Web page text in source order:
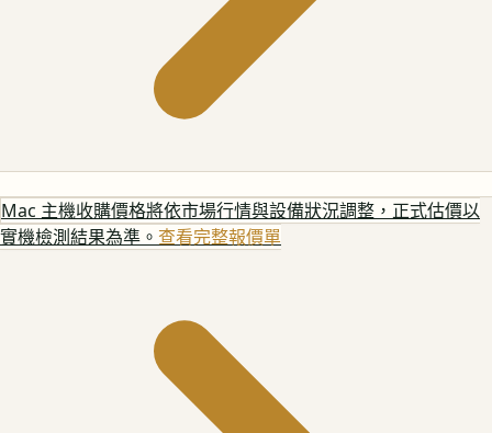
Mac 主機收購價格將依市場行情與設備狀況調整，正式估價以
實機檢測結果為準。 查看完整報價單